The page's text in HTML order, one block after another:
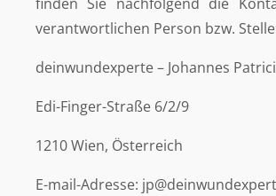
verantwortlichen Person bzw.
deinwundexperte – Johannes
Edi-Finger-Straße 6/2/9
1210 Wien, Österreich
E-mail-Adresse: